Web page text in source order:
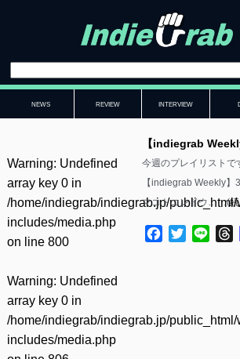
NEWS REVIEW INTERVIEW
Warning: Undefined
array key 0 in
/home/indiegrab/indiegrab.jp/public_html/
includes/media.php
on line 800
Warning: Undefined
array key 0 in
/home/indiegrab/indiegrab.jp/public_html/
includes/media.php
【indiegrab
今週のプレイリストで
【indiegrab Weekly
マコトコンドウ……(
Facebook
TwitterLine